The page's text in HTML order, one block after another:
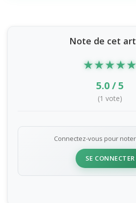
Note de cet
★★★★★
5.0 / 5
(1 vote)
Connectez-vous pour
SE CONNECTER